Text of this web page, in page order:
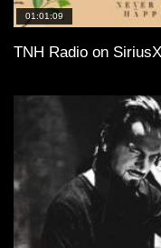
01:01:09
TNH Radio on